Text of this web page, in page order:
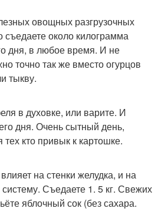
овощных разгрузочных
съедаете около килограмма
дня, в любое время. И не
точно так же вместо огурцов
тыкву.
в духовке, или варите. И
дня. Очень сытный день,
кто привык к картошке.
на стенки желудка, и на
Съедаете 1. 5 кг. Свежих
яблочный сок (без сахара.